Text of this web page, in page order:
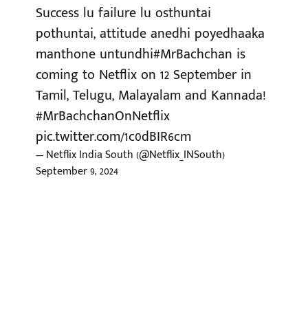
Success lu failure lu osthuntai
pothuntai, attitude anedhi poyedhaaka
manthone untundhi#MrBachchan is
coming to Netflix on 12 September in
Tamil, Telugu, Malayalam and Kannada!
#MrBachchanOnNetflix
pic.twitter.com/1c0dBIR6cm
— Netflix India South (@Netflix_INSouth)
September 9, 2024